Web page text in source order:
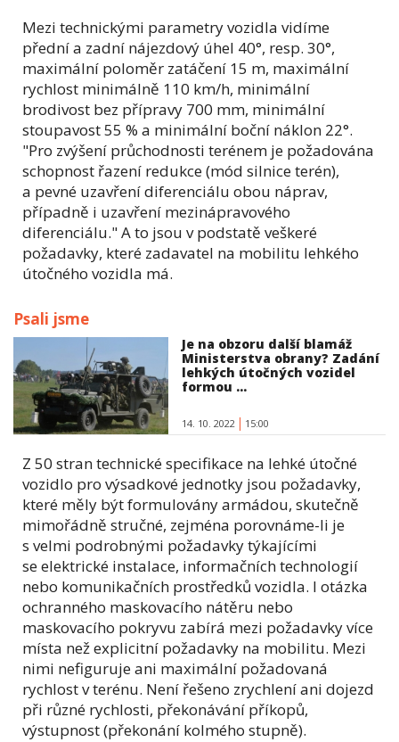
Mezi technickými parametry vozidla vidíme
přední a zadní nájezdový úhel 40°, resp. 30°,
maximální poloměr zatáčení 15 m, maximální
rychlost minimálně 110 km/h, minimální
brodivost bez přípravy 700 mm, minimální
stoupavost 55 % a minimální boční náklon 22°.
"Pro zvýšení průchodnosti terénem je požadována
schopnost řazení redukce (mód silnice terén),
a pevné uzavření diferenciálu obou náprav,
případně i uzavření mezinápravového
diferenciálu." A to jsou v podstatě veškeré
požadavky, které zadavatel na mobilitu lehkého
útočného vozidla má.
Psali jsme
Je na obzoru další blamáž
Ministerstva obrany? Zadání
lehkých útočných vozidel
formou ...
14. 10. 2022 15:00
Z 50 stran technické specifikace na lehké útočné
vozidlo pro výsadkové jednotky jsou požadavky,
které měly být formulovány armádou, skutečně
mimořádně stručné, zejména porovnáme-li je
s velmi podrobnými požadavky týkajícími
se elektrické instalace, informačních technologií
nebo komunikačních prostředků vozidla. I otázka
ochranného maskovacího nátěru nebo
maskovacího pokryvu zabírá mezi požadavky více
místa než explicitní požadavky na mobilitu. Mezi
nimi nefiguruje ani maximální požadovaná
rychlost v terénu. Není řešeno zrychlení ani dojezd
při různé rychlosti, překonávání příkopů,
výstupnost (překonání kolmého stupně).